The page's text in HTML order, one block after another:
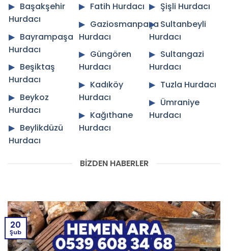
Başakşehir
Hurdacı
Bayrampaşa
Hurdacı
Beşiktaş
Hurdacı
Beykoz
Hurdacı
Beylikdüzü
Hurdacı
Fatih Hurdacı
Gaziosmanpaşa
Hurdacı
Güngören
Hurdacı
Kadıköy
Hurdacı
Kağıthane
Hurdacı
Şişli Hurdacı
Sultanbeyli
Hurdacı
Sultangazi
Hurdacı
Tuzla Hurdacı
Ümraniye
Hurdacı
BİZDEN HABERLER
20
Şub